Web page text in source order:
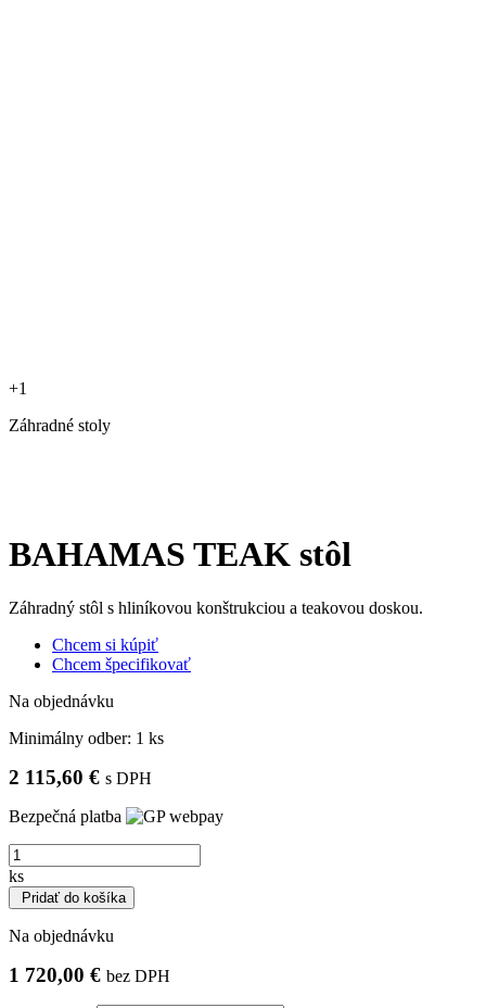
+1
Záhradné stoly
BAHAMAS TEAK stôl
Záhradný stôl s hliníkovou konštrukciou a teakovou doskou.
Chcem si kúpiť
Chcem špecifikovať
Na objednávku
Minimálny odber: 1 ks
2 115,60 € s DPH
Bezpečná platba
ks
Pridať do košíka
Na objednávku
1 720,00 € bez DPH